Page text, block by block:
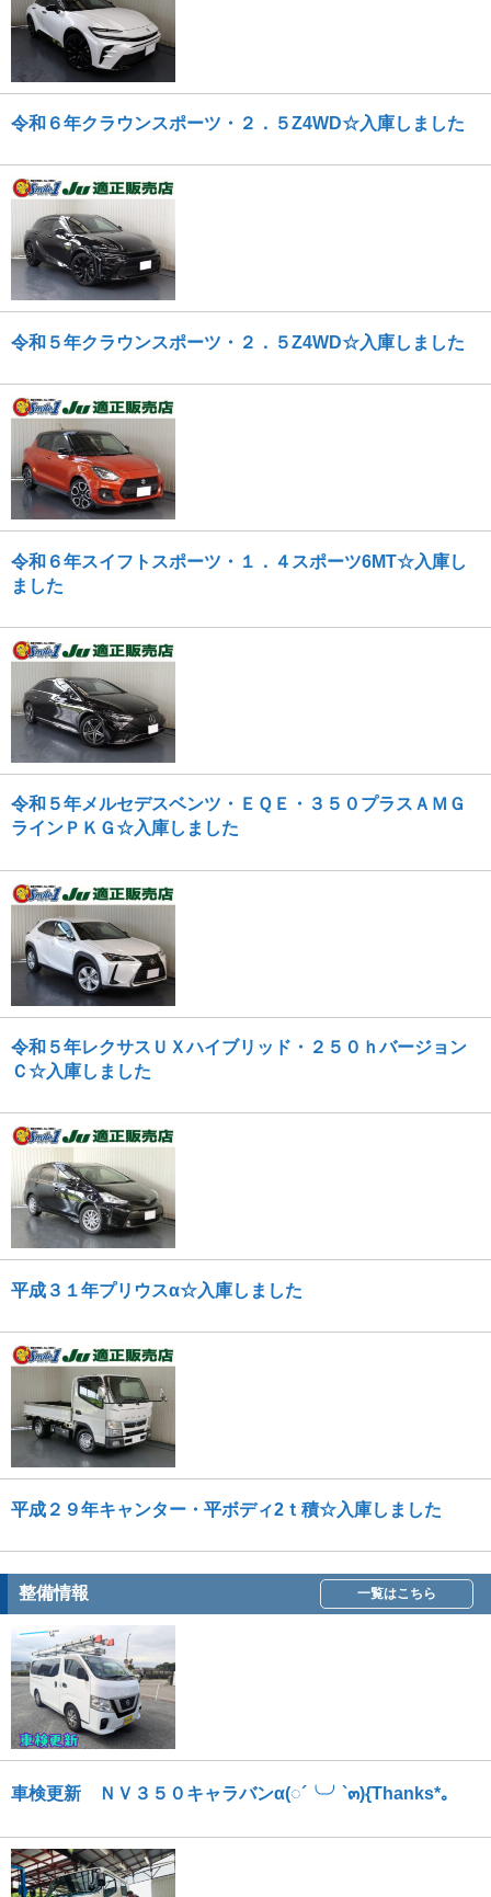
令和６年クラウンスポーツ・２．５Z4WD☆入庫しました
令和５年クラウンスポーツ・２．５Z4WD☆入庫しました
令和６年スイフトスポーツ・１．４スポーツ6MT☆入庫し
ました
令和５年メルセデスベンツ・ＥＱＥ・３５０プラスＡＭＧ
ラインＰＫＧ☆入庫しました
令和５年レクサスＵＸハイブリッド・２５０ｈバージョン
Ｃ☆入庫しました
平成３１年プリウスα☆入庫しました
平成２９年キャンター・平ボディ2ｔ積☆入庫しました
整備情報 一覧はこちら
車検更新 ＮＶ３５０キャラバンα(◌´╰╯`๓){Thanks*｡